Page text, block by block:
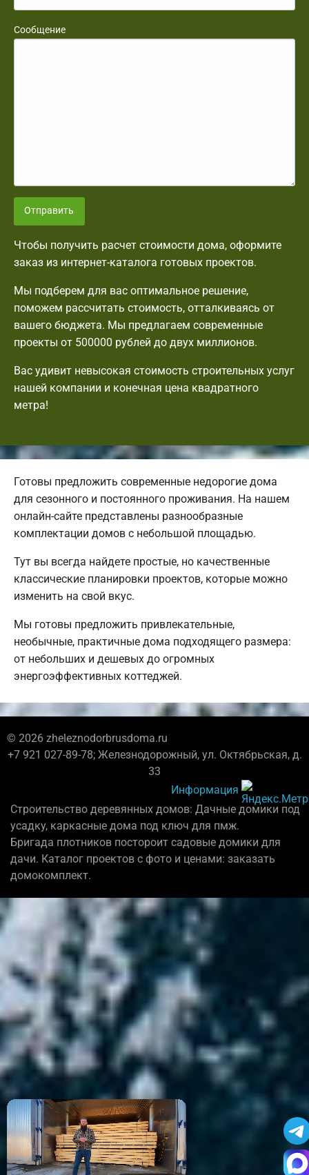
Сообщение
Отправить
Чтобы получить расчет стоимости дома, оформите
заказ из интернет-каталога готовых проектов.
Мы подберем для вас оптимальное решение,
поможем рассчитать стоимость, отталкиваясь от
вашего бюджета. Мы предлагаем современные
проекты от 500000 рублей до двух миллионов.
Вас удивит невысокая стоимость строительных услуг
нашей компании и конечная цена квадратного
метра!
Готовы предложить современные недорогие дома
для сезонного и постоянного проживания. На нашем
онлайн-сайте представлены разнообразные
комплектации домов с небольшой площадью.
Тут вы всегда найдете простые, но качественные
классические планировки проектов, которые можно
изменить на свой вкус.
Мы готовы предложить привлекательные,
необычные, практичные дома подходящего размера:
от небольших и дешевых до огромных
энергоэффективных коттеджей.
© 2026 zheleznodorbrusdoma.ru
+7 921 027-89-78; Железнодорожный, ул. Октябрьская, д.
33
Информация
Строительство деревянных домов: Дачные домики под
усадку, каркасные дома под ключ для пмж.
Бригада плотников постороит садовые домики для
дачи. Каталог проектов с фото и ценами: заказать
домокомплект.